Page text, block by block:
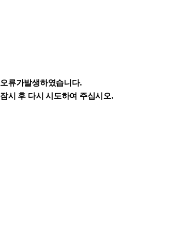
오류가발생하였습니다.
잠시 후 다시 시도하여 주십시오.